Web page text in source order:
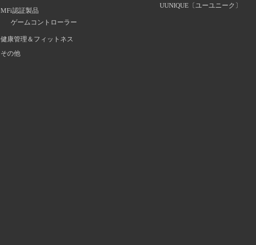
MFi認証製品
ゲームコントローラー
健康管理＆フィットネス
その他
UUNIQUE〔ユーユニーク〕